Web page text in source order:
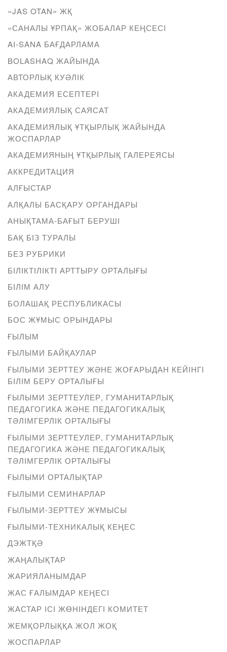
«JAS OTAN» ЖҚ
«САНАЛЫ ҰРПАҚ» ЖОБАЛАР КЕҢСЕСІ
AI-SANA БАҒДАРЛАМА
BOLASHAQ ЖАЙЫНДА
АВТОРЛЫҚ КУӘЛІК
АКАДЕМИЯ ЕСЕПТЕРІ
АКАДЕМИЯЛЫҚ САЯСАТ
АКАДЕМИЯЛЫҚ ҰТҚЫРЛЫҚ ЖАЙЫНДА
ЖОСПАРЛАР
АКАДЕМИЯНЫҢ ҰТҚЫРЛЫҚ ГАЛЕРЕЯСЫ
АККРЕДИТАЦИЯ
АЛҒЫСТАР
АЛҚАЛЫ БАСҚАРУ ОРГАНДАРЫ
АНЫҚТАМА-БАҒЫТ БЕРУШІ
БАҚ БІЗ ТУРАЛЫ
БЕЗ РУБРИКИ
БІЛІКТІЛІКТІ АРТТЫРУ ОРТАЛЫҒЫ
БІЛІМ АЛУ
БОЛАШАҚ РЕСПУБЛИКАСЫ
БОС ЖҰМЫС ОРЫНДАРЫ
ҒЫЛЫМ
ҒЫЛЫМИ БАЙҚАУЛАР
ҒЫЛЫМИ ЗЕРТТЕУ ЖӘНЕ ЖОҒАРЫДАН КЕЙІНГІ
БІЛІМ БЕРУ ОРТАЛЫҒЫ
ҒЫЛЫМИ ЗЕРТТЕУЛЕР, ГУМАНИТАРЛЫҚ
ПЕДАГОГИКА ЖӘНЕ ПЕДАГОГИКАЛЫҚ
ТӘЛІМГЕРЛІК ОРТАЛЫҒЫ
ҒЫЛЫМИ ЗЕРТТЕУЛЕР, ГУМАНИТАРЛЫҚ
ПЕДАГОГИКА ЖӘНЕ ПЕДАГОГИКАЛЫҚ
ТӘЛІМГЕРЛІК ОРТАЛЫҒЫ
ҒЫЛЫМИ ОРТАЛЫҚТАР
ҒЫЛЫМИ СЕМИНАРЛАР
ҒЫЛЫМИ-ЗЕРТТЕУ ЖҰМЫСЫ
ҒЫЛЫМИ-ТЕХНИКАЛЫҚ КЕҢЕС
ДЭЖТҚӘ
ЖАҢАЛЫҚТАР
ЖАРИЯЛАНЫМДАР
ЖАС ҒАЛЫМДАР КЕҢЕСІ
ЖАСТАР ІСІ ЖӨНІНДЕГІ КОМИТЕТ
ЖЕМҚОРЛЫҚҚА ЖОЛ ЖОҚ
ЖОСПАРЛАР